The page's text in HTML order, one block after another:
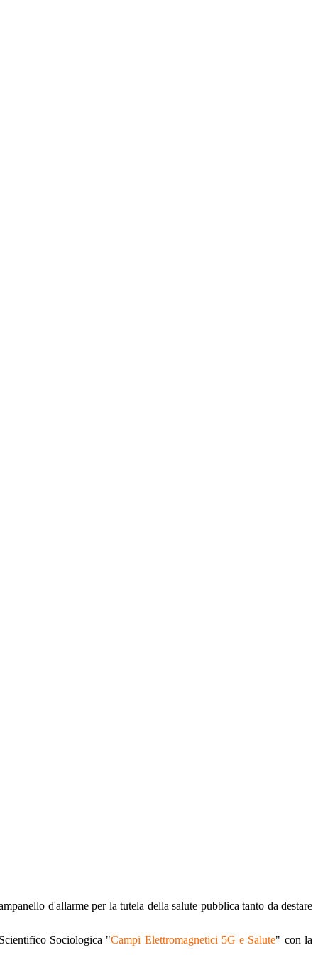
d'allarme per la tutela della salute pubblica tanto da destare
Sociologica "Campi Elettromagnetici 5G e Salute" con la